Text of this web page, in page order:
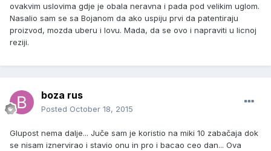
ovakvim uslovima gdje je obala neravna i pada pod velikim uglom.
Nasalio sam se sa Bojanom da ako uspiju prvi da patentiraju
proizvod, mozda uberu i lovu. Mada, da se ovo i napraviti u licnoj
reziji.
boza rus
Posted October 18, 2015
Glupost nema dalje... Juče sam je koristio na miki 10 zabačaja dok
se nisam iznervirao i stavio onu in pro i bacao ceo dan... Ova